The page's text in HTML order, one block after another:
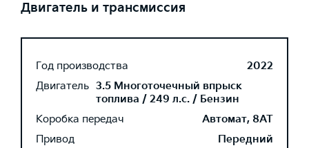
Двигатель и трансмиссия
Год производства
2022
Двигатель 3.5 Многоточечный впрыск
топлива / 249 л.с. / Бензин
Коробка передач
Автомат, 8AT
Привод
Передний